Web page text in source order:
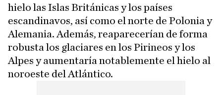
hielo las Islas Británicas y los países
escandinavos, así como el norte de Polonia y
Alemania. Además, reaparecerían de forma
robusta los glaciares en los Pirineos y los
Alpes y aumentaría notablemente el hielo al
noroeste del Atlántico.